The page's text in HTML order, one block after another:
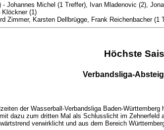
- Johannes Michel (1 Treffer), Ivan Mladenovic (2),
Klöckner (1)
Zimmer, Karsten Dellbrügge, Frank Reichenbacher
Höchste
Verbandsliga-
der Wasserball-Verbandsliga Baden-
dazu zum dritten Mal als Schlusslicht im
verwirklicht und aus dem Bereich